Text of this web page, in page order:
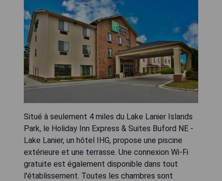
Situé à seulement 4 miles du Lake Lanier Islands
Park, le Holiday Inn Express & Suites Buford NE -
Lake Lanier, un hôtel IHG, propose une piscine
extérieure et une terrasse. Une connexion Wi-Fi
gratuite est également disponible dans tout
l'établissement. Toutes les chambres sont